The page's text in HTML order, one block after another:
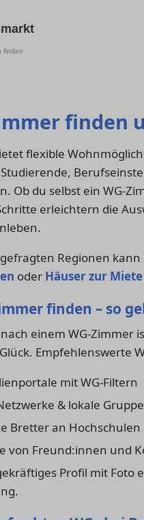
finden
finden
flexible
Ob du selbst ein WG-
erleichtern die
Regionen
oder Häuser zur Miete
finden – so
nach einem WG-
Empfehlenswerte
mit WG-Filtern
& lokale
Bretter an Hochschulen
von Freund:innen und
Profil mit Foto